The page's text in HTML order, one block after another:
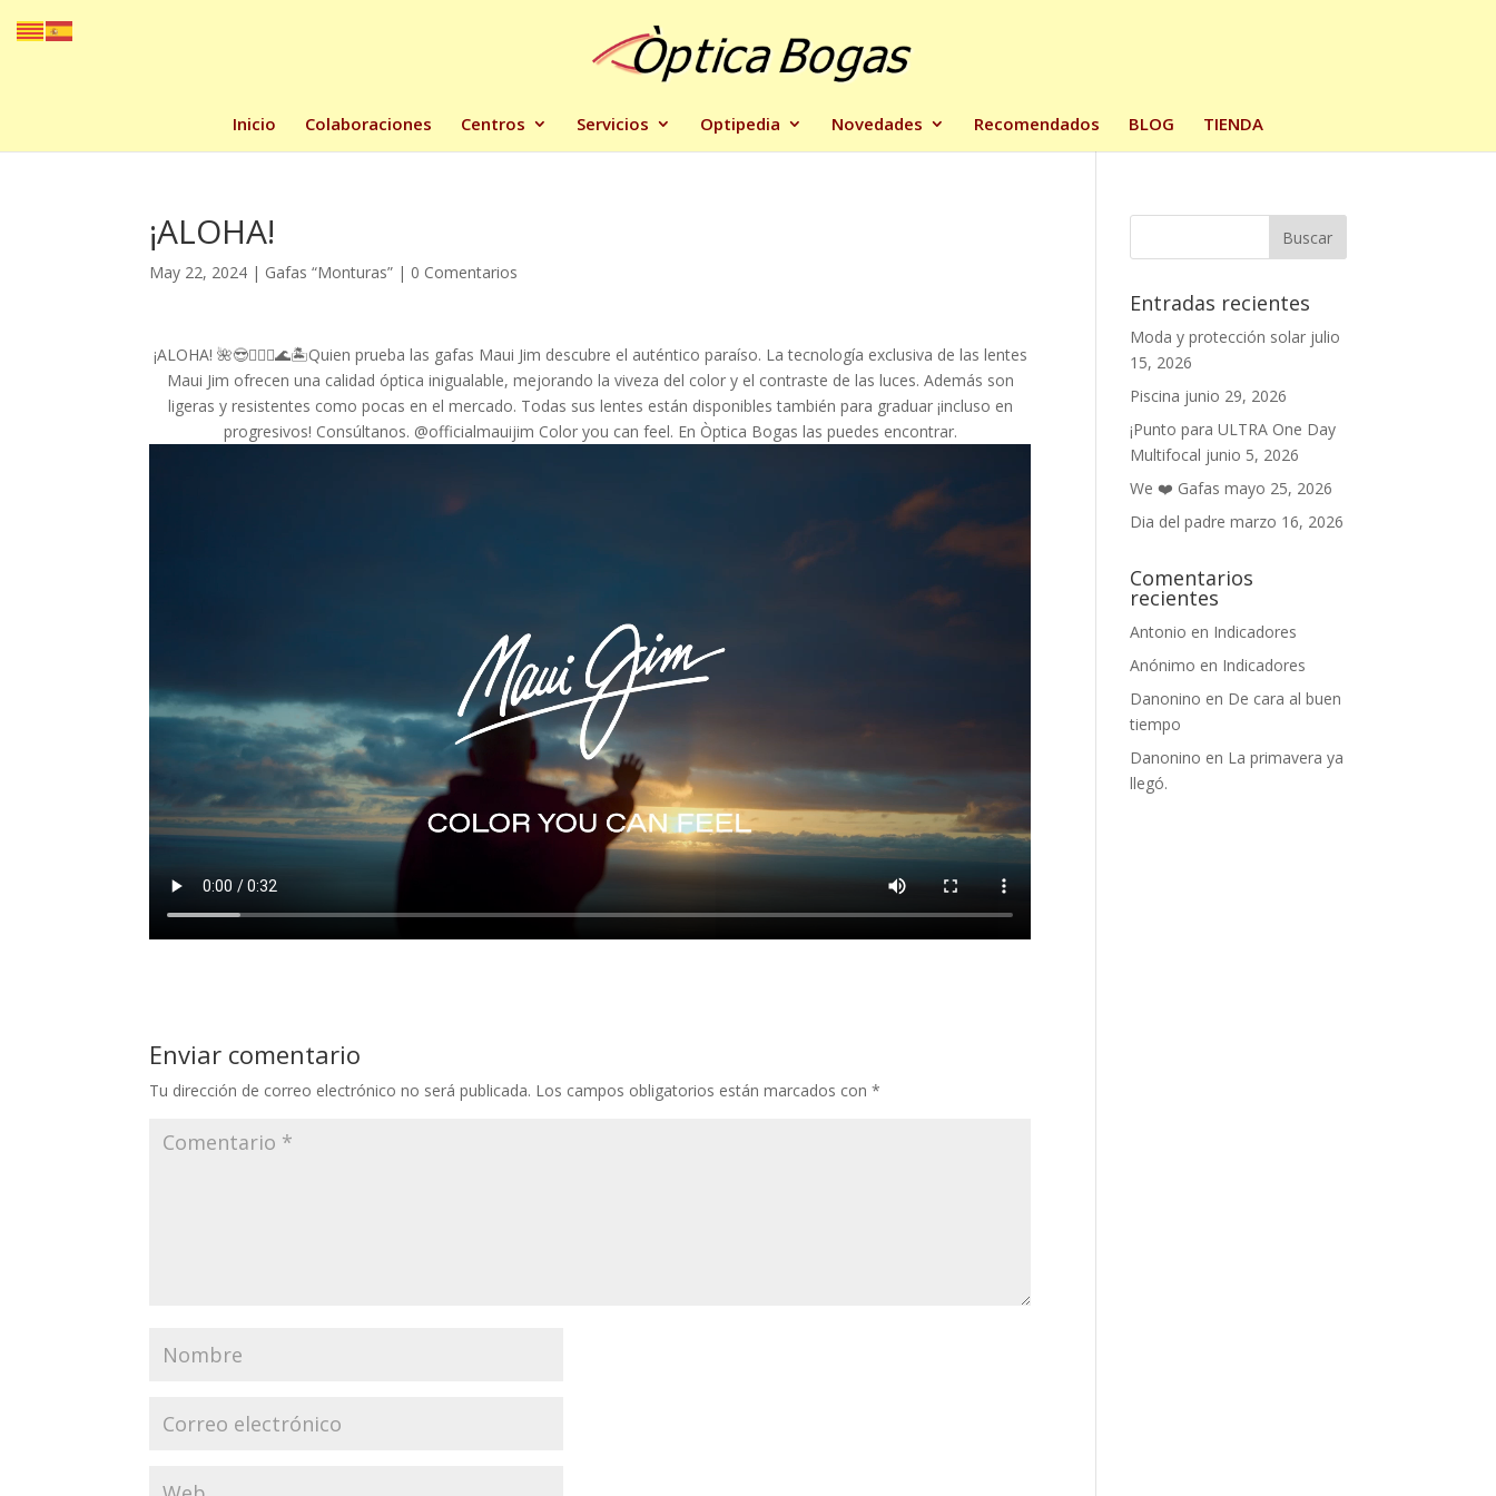
Inicio Colaboraciones Centros Servicios Optipedia Novedades Recomendados BLOG TIENDA
¡ALOHA!
May 22, 2024 | Gafas “Monturas” | 0 Comentarios
¡ALOHA! 🌺😎🏄🏽‍♀️🌊🏝️Quien prueba las gafas Maui Jim descubre el auténtico paraíso. La tecnología exclusiva de las lentes
Maui Jim ofrecen una calidad óptica inigualable, mejorando la viveza del color y el contraste de las luces. Además son
ligeras y resistentes como pocas en el mercado. Todas sus lentes están disponibles también para graduar ¡incluso en
progresivos! Consúltanos. @officialmauijim Color you can feel. En Òptica Bogas las puedes encontrar.
Enviar comentario
Tu dirección de correo electrónico no será publicada. Los campos obligatorios están marcados con*
Entradas recientes
Moda y protección solar julio
15, 2026
Piscina junio 29, 2026
¡Punto para ULTRA One Day
Multifocal junio 5, 2026
We ❤️ Gafas mayo 25, 2026
Dia del padre marzo 16, 2026
Comentarios
recientes
Antonio en Indicadores
Anónimo en Indicadores
Danonino en De cara al buen
tiempo
Danonino en La primavera ya
llegó.